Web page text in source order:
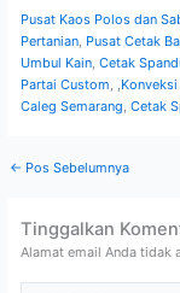
Pusat Kaos Polos dan
Pertanian, Pusat Cetak
Umbul Kain, Cetak
Partai Custom, ,
Caleg Semarang, Cetak
← Pos Sebelumnya
Tinggalkan
Alamat email Anda tidak